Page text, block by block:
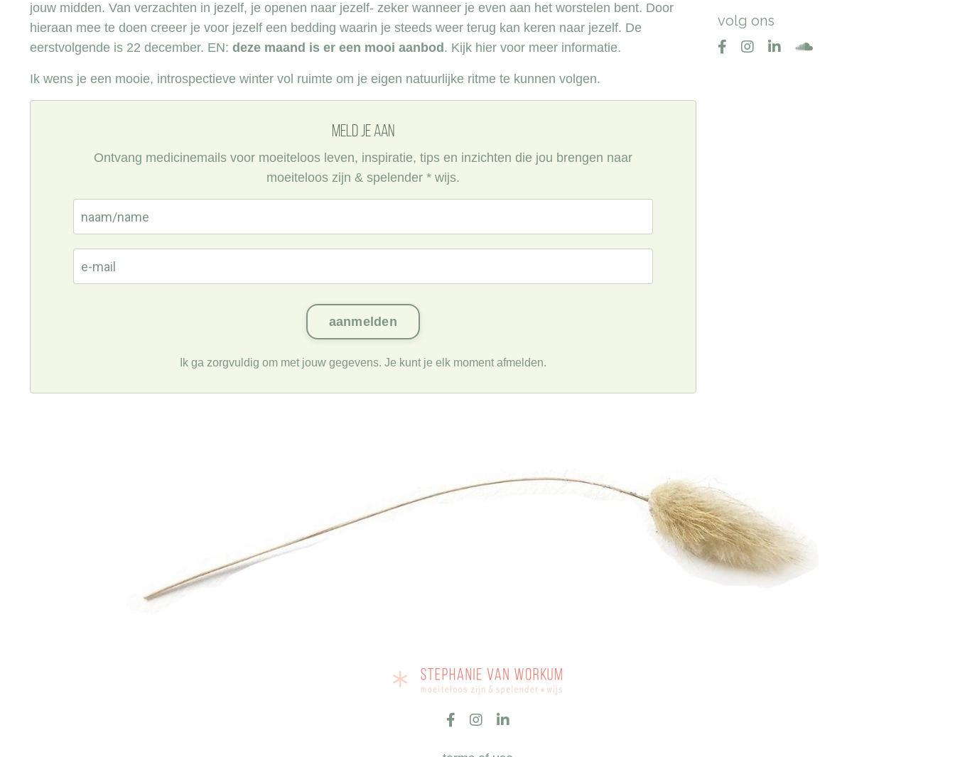
jouw midden. Van verzachten in jezelf, je openen naar jezelf- zeker wanneer je even aan het worstelen bent. Door
hieraan mee te doen creeer je voor jezelf een bedding waarin je steeds weer terug kan keren naar jezelf. De
eerstvolgende is 22 december. EN: deze maand is er een mooi aanbod . Kijk hier voor meer informatie.
Ik wens je een mooie, introspectieve winter vol ruimte om je eigen natuurlijke ritme te kunnen volgen.
meld je aan
Ontvang medicinemails voor moeiteloos leven, inspiratie, tips en inzichten die jou brengen naar
moeiteloos zijn & spelender * wijs.
Ik ga zorgvuldig om met jouw gegevens. Je kunt je elk moment afmelden.
volg ons